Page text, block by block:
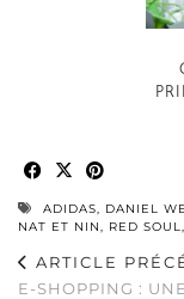
ADIDAS, DANIEL
NAT ET NIN, RED SOUL,
ARTICLE
E-SHOPPING :